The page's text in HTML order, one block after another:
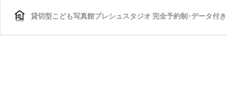
貸切型こども写真館プレシュスタジオ 完全予約制･データ付き